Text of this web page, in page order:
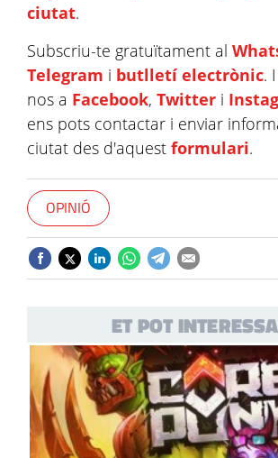
ciutat.
Subscriu-te gratuïtament al
Telegram i butlletí electrònic.
nos a Facebook, Twitter i
ens pots contactar i enviar
ciutat des d'aquest formulari.
OPINIÓ
ET POT